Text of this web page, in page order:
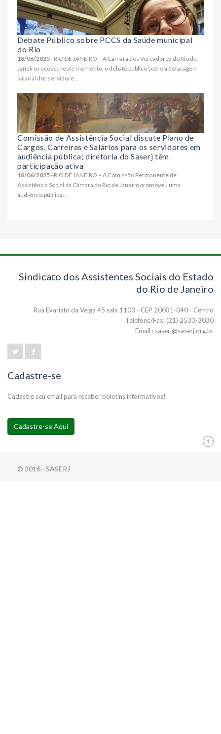
Debate Público sobre PCCS da Saúde municipal
do Rio
18/06/2025- RIO DE JANEIRO – A Câmara dos Vereadores do Rio de
Janeiro recebe, neste momento, o debate público sobre a defasagem
salarial dos servidore...
Comissão de Assistência Social discute Plano de
Cargos, Carreiras e Salários para os servidores em
audiência pública; diretoria do Saserj têm
participação ativa
18/06/2025- RIO DE JANEIRO – A Comissão Permanente de
Assistência Social da Câmara do Rio de Janeiro promoveu uma
audiência pública ...
Sindicato dos Assistentes Sociais do Estado
do Rio de Janeiro
Rua Evaristo da Veiga 45 sala 1103 - CEP 20031-040 - Centro
Telefone/Fax: (21) 2533-3030
Email : saserj@saserj.org.br
Cadastre-se
Cadastre seu email para receber boletins informativos!
Cadastre-se Aqui
© 2016 - SASERJ